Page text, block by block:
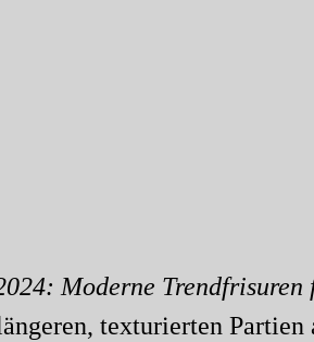
texturierten